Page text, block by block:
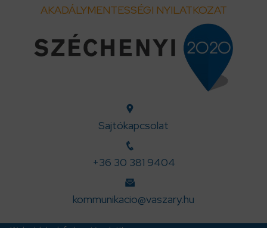
AKADÁLYMENTESSÉGI NYILATKOZAT
Sajtókapcsolat
+36 30 381 9404
kommunikacio@vaszary.hu